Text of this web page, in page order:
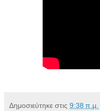
Δημοσιεύτηκε στις 9:38 π.μ.